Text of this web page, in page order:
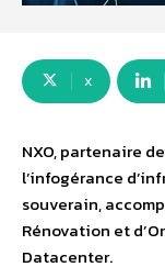
X
NXO, partenaire
l’infogérance
souverain,
Rénovation et
Datacenter.